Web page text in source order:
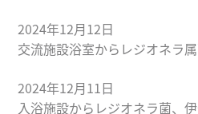
2024年12月12日
交流施設浴室からレジオネラ
2024年12月11日
入浴施設からレジオネラ菌、